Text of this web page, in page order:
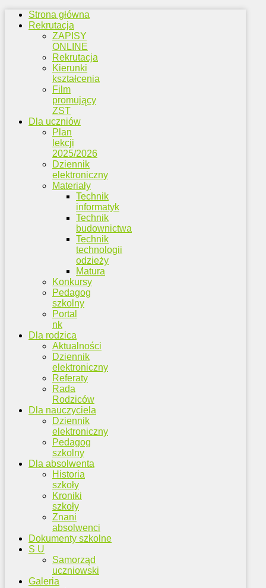
Strona główna
Rekrutacja
ZAPISY
ONLINE
Rekrutacja
Kierunki
kształcenia
Film
promujący
ZST
Dla uczniów
Plan
lekcji
2025/2026
Dziennik
elektroniczny
Materiały
Technik
informatyk
Technik
budownictwa
Technik
technologii
odzieży
Matura
Konkursy
Pedagog
szkolny
Portal
nk
Dla rodzica
Aktualności
Dziennik
elektroniczny
Referaty
Rada
Rodziców
Dla nauczyciela
Dziennik
elektroniczny
Pedagog
szkolny
Dla absolwenta
Historia
szkoły
Kroniki
szkoły
Znani
absolwenci
Dokumenty szkolne
S U
Samorząd
uczniowski
Galeria